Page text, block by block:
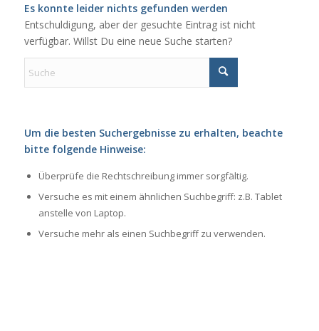
Es konnte leider nichts gefunden werden
Entschuldigung, aber der gesuchte Eintrag ist nicht
verfügbar. Willst Du eine neue Suche starten?
Um die besten Suchergebnisse zu erhalten, beachte
bitte folgende Hinweise:
Überprüfe die Rechtschreibung immer sorgfältig.
Versuche es mit einem ähnlichen Suchbegriff: z.B. Tablet
anstelle von Laptop.
Versuche mehr als einen Suchbegriff zu verwenden.